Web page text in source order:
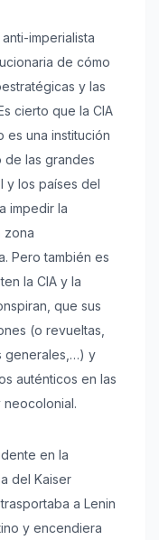
imperialista
de cómo
y las
cierto que la CIA
es una institución
de las grandes
y los países del
impedir la
zona
Pero también es
la CIA y la
que sus
(o revueltas,
generales,…) y
auténticos en las
en la
del Kaiser
a Lenin
y encendiera